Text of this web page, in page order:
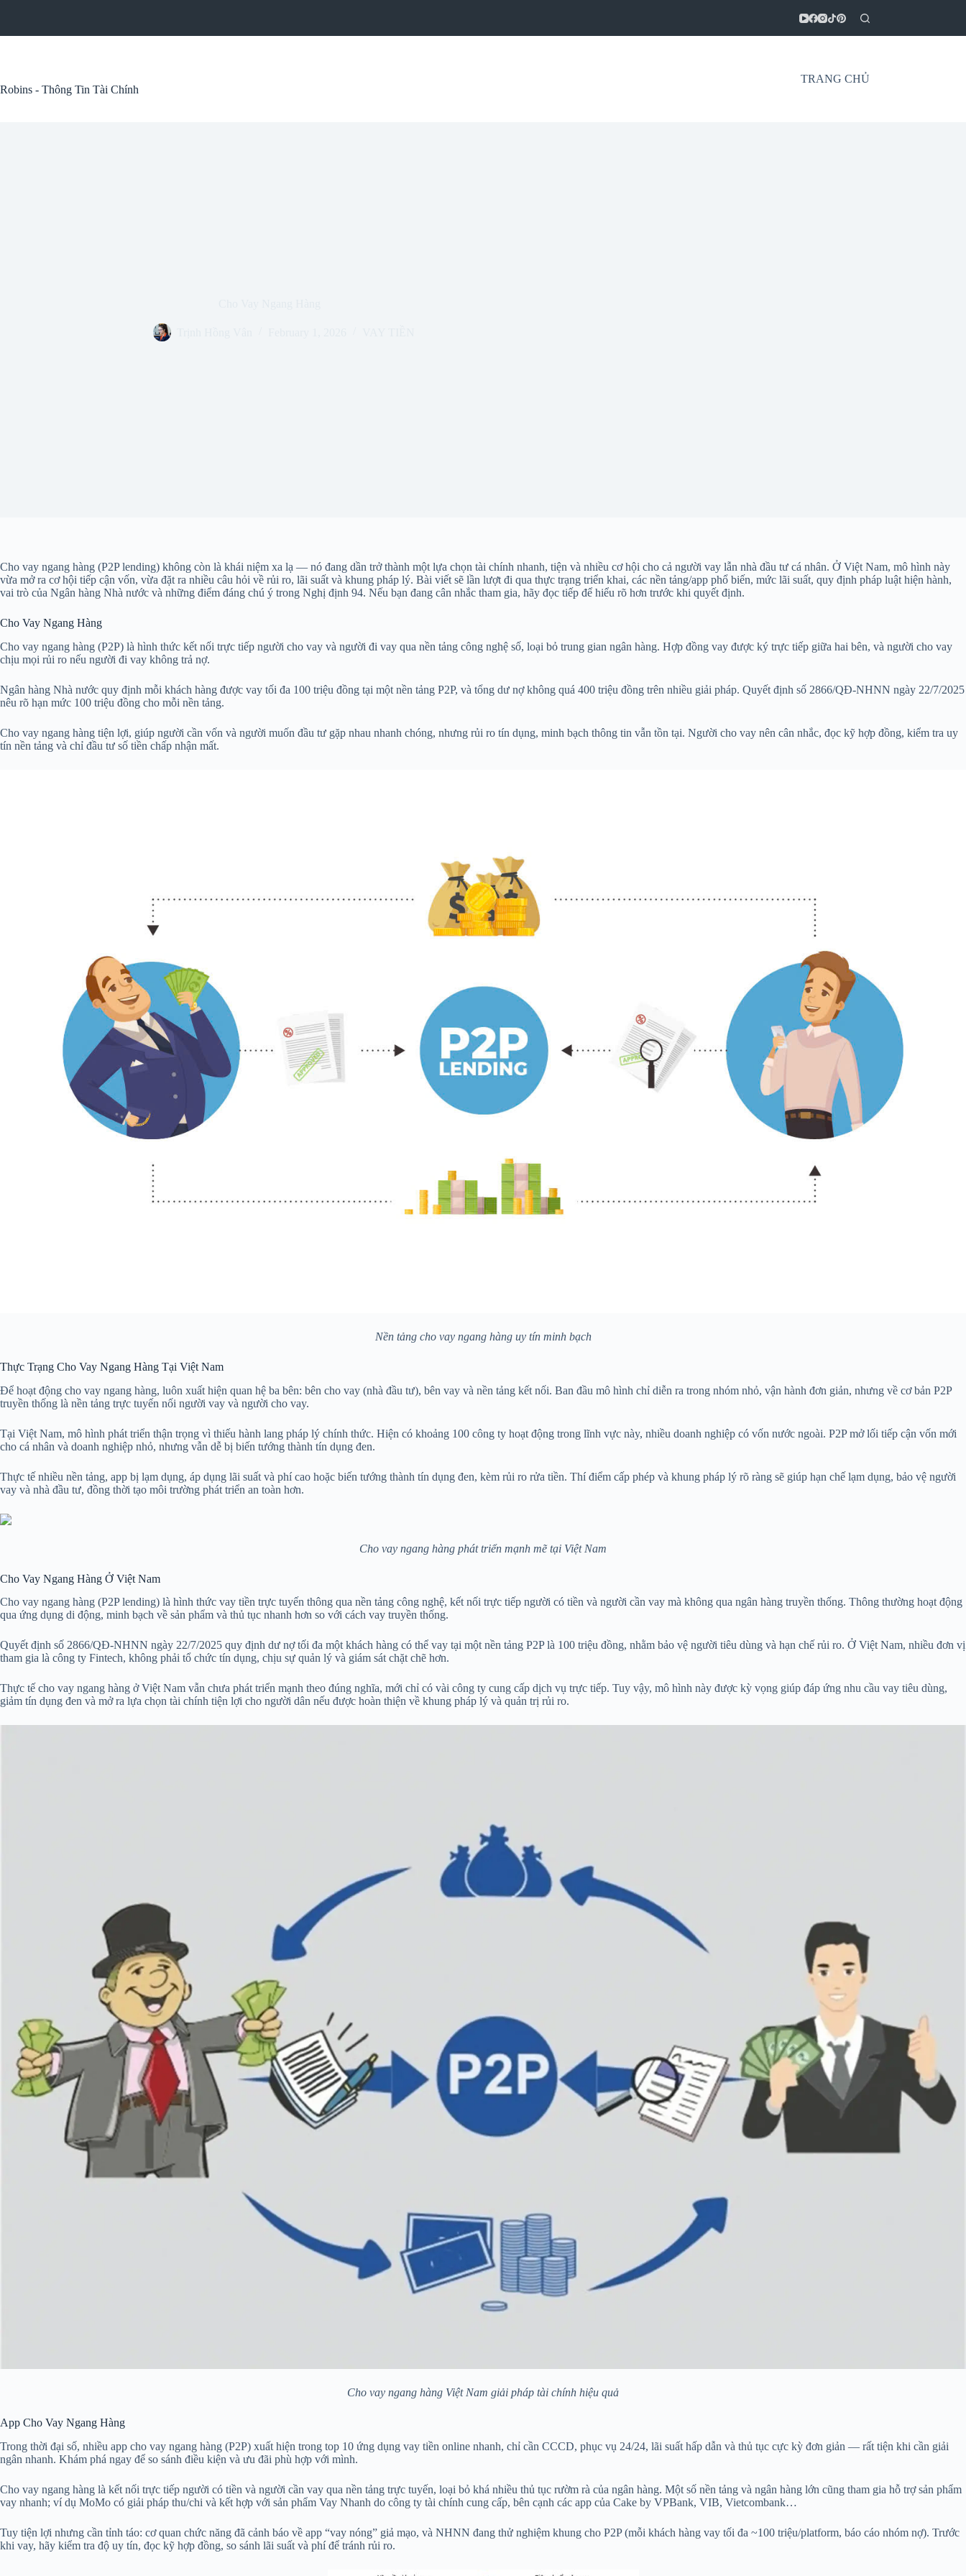
Robins - Thông Tin Tài Chính
TRANG CHỦ
Cho vay ngang hàng (P2P lending) không còn là khái niệm xa lạ — nó đang dần trở thành một lựa chọn tài chính nhanh, tiện và nhiều cơ hội cho cả người vay lẫn nhà đầu tư cá nhân. Ở Việt Nam, mô hình này
vừa mở ra cơ hội tiếp cận vốn, vừa đặt ra nhiều câu hỏi về rủi ro, lãi suất và khung pháp lý. Bài viết sẽ lần lượt đi qua thực trạng triển khai, các nền tảng/app phổ biến, mức lãi suất, quy định pháp luật hiện hành,
vai trò của Ngân hàng Nhà nước và những điểm đáng chú ý trong Nghị định 94. Nếu bạn đang cân nhắc tham gia, hãy đọc tiếp để hiểu rõ hơn trước khi quyết định.
Cho Vay Ngang Hàng
Cho vay ngang hàng (P2P) là hình thức kết nối trực tiếp người cho vay và người đi vay qua nền tảng công nghệ số, loại bỏ trung gian ngân hàng. Hợp đồng vay được ký trực tiếp giữa hai bên, và người cho vay
chịu mọi rủi ro nếu người đi vay không trả nợ.
Ngân hàng Nhà nước quy định mỗi khách hàng được vay tối đa 100 triệu đồng tại một nền tảng P2P, và tổng dư nợ không quá 400 triệu đồng trên nhiều giải pháp. Quyết định số 2866/QĐ‑NHNN ngày 22/7/2025
nêu rõ hạn mức 100 triệu đồng cho mỗi nền tảng.
Cho vay ngang hàng tiện lợi, giúp người cần vốn và người muốn đầu tư gặp nhau nhanh chóng, nhưng rủi ro tín dụng, minh bạch thông tin vẫn tồn tại. Người cho vay nên cân nhắc, đọc kỹ hợp đồng, kiểm tra uy
tín nền tảng và chỉ đầu tư số tiền chấp nhận mất.
Nền tảng cho vay ngang hàng uy tín minh bạch
Thực Trạng Cho Vay Ngang Hàng Tại Việt Nam
Để hoạt động cho vay ngang hàng, luôn xuất hiện quan hệ ba bên: bên cho vay (nhà đầu tư), bên vay và nền tảng kết nối. Ban đầu mô hình chỉ diễn ra trong nhóm nhỏ, vận hành đơn giản, nhưng về cơ bản P2P
truyền thống là nền tảng trực tuyến nối người vay và người cho vay.
Tại Việt Nam, mô hình phát triển thận trọng vì thiếu hành lang pháp lý chính thức. Hiện có khoảng 100 công ty hoạt động trong lĩnh vực này, nhiều doanh nghiệp có vốn nước ngoài. P2P mở lối tiếp cận vốn mới
cho cá nhân và doanh nghiệp nhỏ, nhưng vẫn dễ bị biến tướng thành tín dụng đen.
Thực tế nhiều nền tảng, app bị lạm dụng, áp dụng lãi suất và phí cao hoặc biến tướng thành tín dụng đen, kèm rủi ro rửa tiền. Thí điểm cấp phép và khung pháp lý rõ ràng sẽ giúp hạn chế lạm dụng, bảo vệ người
vay và nhà đầu tư, đồng thời tạo môi trường phát triển an toàn hơn.
Cho vay ngang hàng phát triển mạnh mẽ tại Việt Nam
Cho Vay Ngang Hàng Ở Việt Nam
Cho vay ngang hàng (P2P lending) là hình thức vay tiền trực tuyến thông qua nền tảng công nghệ, kết nối trực tiếp người có tiền và người cần vay mà không qua ngân hàng truyền thống. Thông thường hoạt động
qua ứng dụng di động, minh bạch về sản phẩm và thủ tục nhanh hơn so với cách vay truyền thống.
Quyết định số 2866/QĐ-NHNN ngày 22/7/2025 quy định dư nợ tối đa một khách hàng có thể vay tại một nền tảng P2P là 100 triệu đồng, nhằm bảo vệ người tiêu dùng và hạn chế rủi ro. Ở Việt Nam, nhiều đơn vị
tham gia là công ty Fintech, không phải tổ chức tín dụng, chịu sự quản lý và giám sát chặt chẽ hơn.
Thực tế cho vay ngang hàng ở Việt Nam vẫn chưa phát triển mạnh theo đúng nghĩa, mới chỉ có vài công ty cung cấp dịch vụ trực tiếp. Tuy vậy, mô hình này được kỳ vọng giúp đáp ứng nhu cầu vay tiêu dùng,
giảm tín dụng đen và mở ra lựa chọn tài chính tiện lợi cho người dân nếu được hoàn thiện về khung pháp lý và quản trị rủi ro.
Cho vay ngang hàng Việt Nam giải pháp tài chính hiệu quả
App Cho Vay Ngang Hàng
Trong thời đại số, nhiều app cho vay ngang hàng (P2P) xuất hiện trong top 10 ứng dụng vay tiền online nhanh, chỉ cần CCCD, phục vụ 24/24, lãi suất hấp dẫn và thủ tục cực kỳ đơn giản — rất tiện khi cần giải
ngân nhanh. Khám phá ngay để so sánh điều kiện và ưu đãi phù hợp với mình.
Cho vay ngang hàng là kết nối trực tiếp người có tiền và người cần vay qua nền tảng trực tuyến, loại bỏ khá nhiều thủ tục rườm rà của ngân hàng. Một số nền tảng và ngân hàng lớn cũng tham gia hỗ trợ sản phẩm
vay nhanh; ví dụ MoMo có giải pháp thu/chi và kết hợp với sản phẩm Vay Nhanh do công ty tài chính cung cấp, bên cạnh các app của Cake by VPBank, VIB, Vietcombank…
Tuy tiện lợi nhưng cần tỉnh táo: cơ quan chức năng đã cảnh báo về app “vay nóng” giả mạo, và NHNN đang thử nghiệm khung cho P2P (mỗi khách hàng vay tối đa ~100 triệu/platform, báo cáo nhóm nợ). Trước
khi vay, hãy kiểm tra độ uy tín, đọc kỹ hợp đồng, so sánh lãi suất và phí để tránh rủi ro.